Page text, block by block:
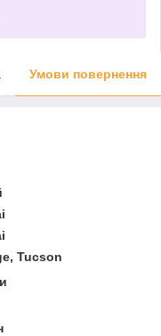
Умови повернення
Tucson